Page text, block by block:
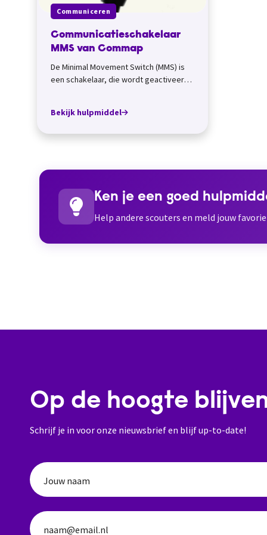
Communiceren
Communicatieschakelaar
MMS van Commap
De Minimal Movement Switch (MMS) is
een schakelaar, die wordt geactiveerd
Bekijk hulpmiddel
Ken je een goed
Help andere scouters en meld jouw
Op de hoogte
Schrijf je in voor onze nieuwsbrief en blijf up-to-date!
Jouw naam
naam@email.nl